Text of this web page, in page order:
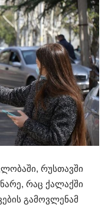
რუსთავში
რაც ქალაქში
გამოვლენამ